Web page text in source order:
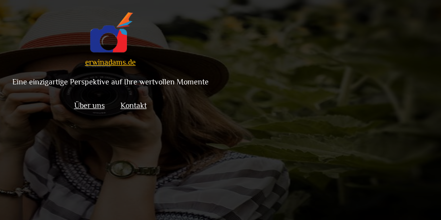
erwinadams.de
Eine einzigartige Perspektive auf Ihre wertvollen Momente
Über uns Kontakt